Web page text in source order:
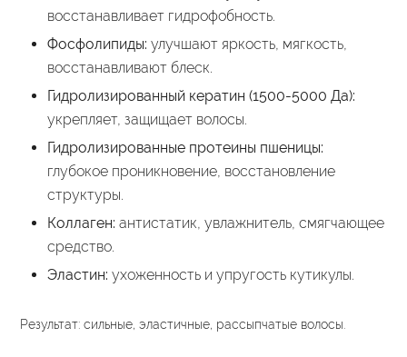
восстанавливает гидрофобность.
Фосфолипиды: улучшают яркость, мягкость,
восстанавливают блеск.
Гидролизированный кератин (1500-5000 Да):
укрепляет, защищает волосы.
Гидролизированные протеины пшеницы:
глубокое проникновение, восстановление
структуры.
Коллаген: антистатик, увлажнитель, смягчающее
средство.
Эластин: ухоженность и упругость кутикулы.
Результат: сильные, эластичные, рассыпчатые волосы.